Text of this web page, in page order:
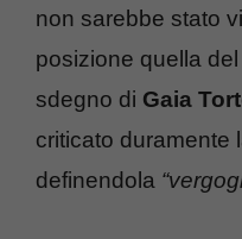
non sarebbe stato
posizione quella
sdegno di Gaia
criticato duramente
definendola